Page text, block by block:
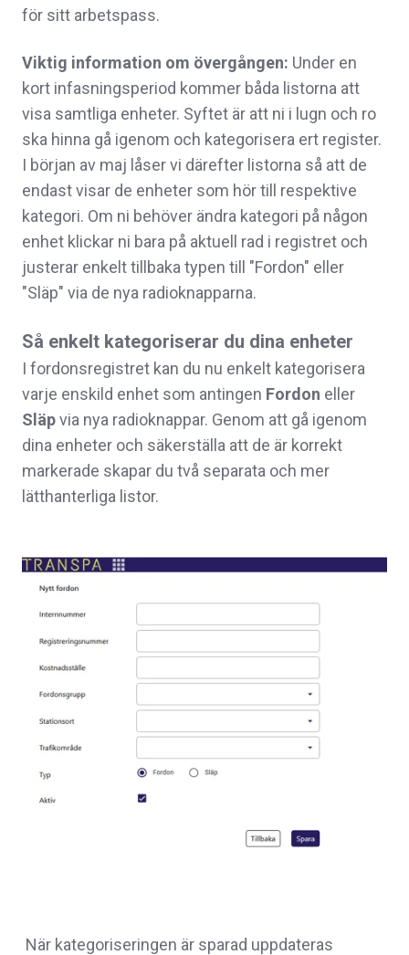
för sitt arbetspass.
Viktig information om övergången: Under en
kort infasningsperiod kommer båda listorna att
visa samtliga enheter. Syftet är att ni i lugn och ro
ska hinna gå igenom och kategorisera ert register.
I början av maj låser vi därefter listorna så att de
endast visar de enheter som hör till respektive
kategori. Om ni behöver ändra kategori på någon
enhet klickar ni bara på aktuell rad i registret och
justerar enkelt tillbaka typen till "Fordon" eller
"Släp" via de nya radioknapparna.
Så enkelt kategoriserar du dina enheter
I fordonsregistret kan du nu enkelt kategorisera
varje enskild enhet som antingen Fordon eller
Släpvia nya radioknappar. Genom att gå igenom
dina enheter och säkerställa att de är korrekt
markerade skapar du två separata och mer
lätthanterliga listor.
När kategoriseringen är sparad uppdateras